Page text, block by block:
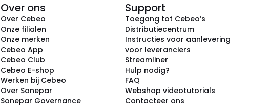
Over ons
Over Cebeo
Onze filialen
Onze merken
Cebeo App
Cebeo Club
Cebeo E-shop
Werken bij Cebeo
Over Sonepar
Sonepar Governance
Support
Toegang tot Cebeo’s
Distributiecentrum
Instructies voor aanlevering
voor leveranciers
Streamliner
Hulp nodig?
FAQ
Webshop videotutorials
Contacteer ons